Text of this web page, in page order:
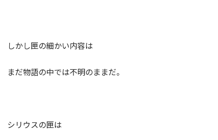
しかし匣の細かい内容は
まだ物語の中では不明のままだ。
シリウスの匣は